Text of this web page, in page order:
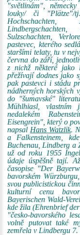
"světlinám",
louky/ či "Plätze"/
Hochschachten,
Lindbergschachten,
Sulzschachten,
pastevec, kterého
staršími telaty, tu v
června do září,
z nichž některé jako
přežívají dodnes jako
pak pastevci i stádu
nádherných horských
do "šumavské"
Mühlhiasl, vlastním
nedalekém
Eisengrein", který o
napsal Hans Watzlik.
a Falkensteinem,
Buchenau, Lindberg a
už od roku 1955
údaje úspěšně tají.
časopise "Der
bavorském
svou publicistickou
kulturní cenu
Bayerischen Wald-
kde žila (Ehrenbrief
"česko-bavorského
volně putovat také
zemřela v Lindbergu